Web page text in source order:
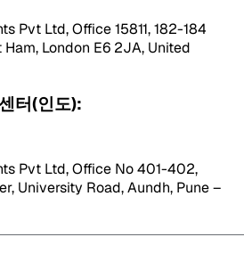
Pvt Ltd, Office 15811, 182-184
London E6 2JA, United
터(인도):
Pvt Ltd, Office No 401-402,
University Road, Aundh, Pune –